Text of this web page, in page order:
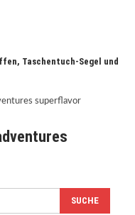
Taschentuch-Segel und